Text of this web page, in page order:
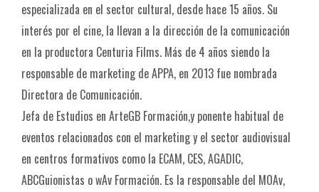
especializada en el sector cultural, desde hace 15 años. Su
interés por el cine, la llevan a la dirección de la comunicación
en la productora Centuria Films. Más de 4 años siendo la
responsable de marketing de APPA, en 2013 fue nombrada
Directora de Comunicación.
Jefa de Estudios en ArteGB Formación,y ponente habitual de
eventos relacionados con el marketing y el sector audiovisual
en centros formativos como la ECAM, CES, AGADIC,
ABCGuionistas o wAv Formación. Es la responsable del MOAv,